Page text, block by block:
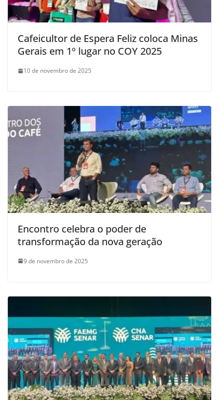
Cafeicultor de Espera Feliz coloca Minas
Gerais em 1º lugar no COY 2025
10 de novembro de 2025
Encontro celebra o poder de
transformação da nova geração
9 de novembro de 2025